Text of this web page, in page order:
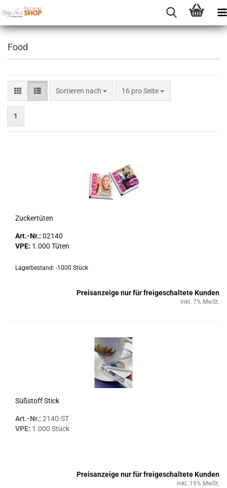
Food
Sortieren nach 16 pro Seite
1
Zu­cker­tü­ten
Art.-Nr.: 02140
VPE: 1.000 Tüten
Lagerbestand: -1000 Stück
Preisanzeige nur für freigeschaltete Kunden
inkl. 7% MwSt.
Süß­stoff Stick
Art.-Nr.: 2140-​ST
VPE: 1.000 Stück
Preisanzeige nur für freigeschaltete Kunden
inkl. 19% MwSt.